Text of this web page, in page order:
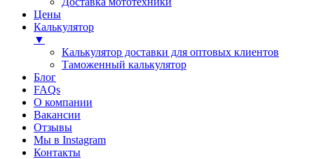
Цены
Калькулятор
▼
Калькулятор доставки для оптовых клиентов
Таможенный калькулятор
Блог
FAQs
О компании
Вакансии
Отзывы
Мы в Instagram
Контакты